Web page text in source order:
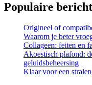
Populaire
Origineel of
Waarom je beter
Collageen: feiten en
Akoestisch plafond:
geluidsbeheersing
Klaar voor een